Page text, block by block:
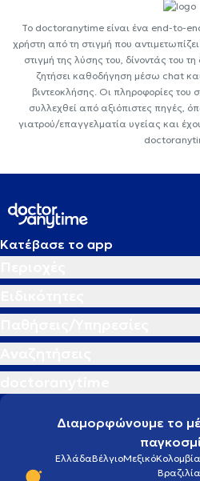
Το doctoranytime είναι ένα end-to-
χρήστη από τη στιγμή που
στιγμή της λύσης του, δίνοντάς του
ζητήσει καθοδήγηση μέσω chat
βιντεοκλήσης. Οι πληροφορίες του
συλλεχθεί από αξιόπιστες πηγές,
γιατρού/επαγγελματία υγείας και
Κατέβασε το app
Διαμορφώνουμε το
ΕλλάδαΒέλγιοΜεξικόΚολομβία
Βραζιλία